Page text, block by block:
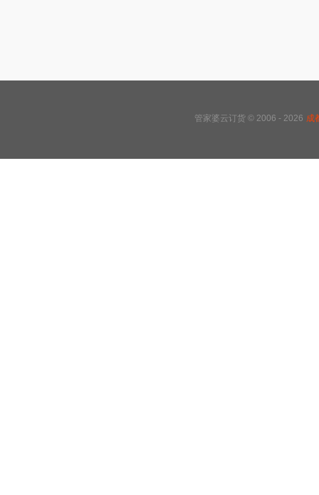
管家婆云订货 © 2006 - 2026 成